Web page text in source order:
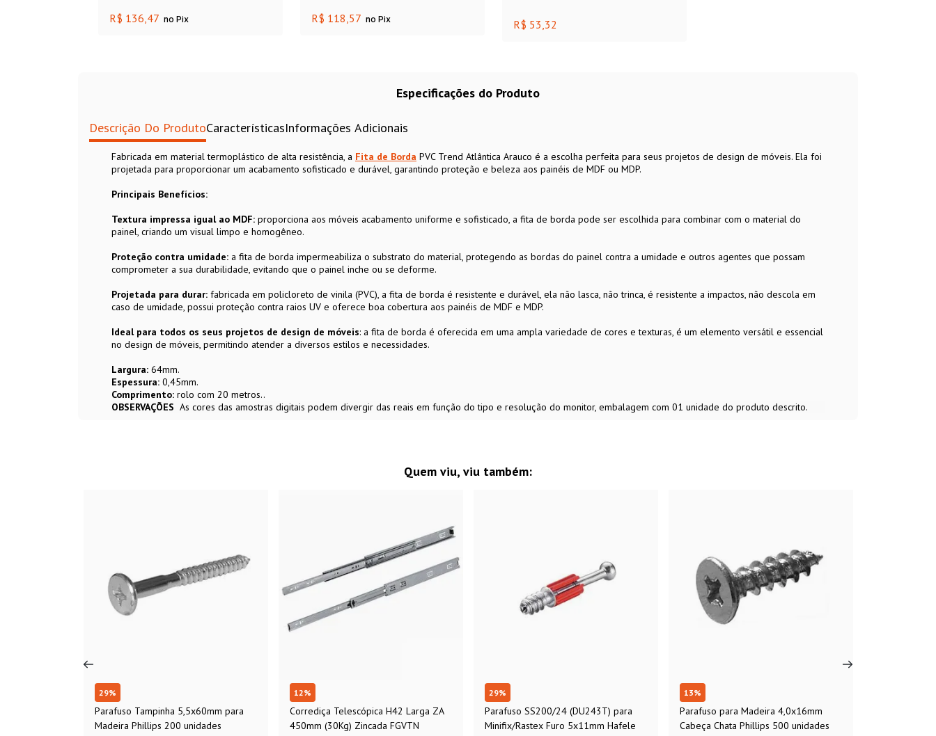
R$ 136,47 no Pix R$ 118,57 no Pix R$ 53,32
Especificações do Produto
Descrição Do ProdutoCaracterísticasInformações Adicionais
Fabricada em material termoplástico de alta resistência, a Fita de Borda PVC Trend Atlântica Arauco é a escolha perfeita para seus projetos de design de móveis. Ela foi
projetada para proporcionar um acabamento sofisticado e durável, garantindo proteção e beleza aos painéis de MDF ou MDP.
Principais Benefícios:
Textura impressa igual ao MDF: proporciona aos móveis acabamento uniforme e sofisticado, a fita de borda pode ser escolhida para combinar com o material do
painel, criando um visual limpo e homogêneo.
Proteção contra umidade: a fita de borda impermeabiliza o substrato do material, protegendo as bordas do painel contra a umidade e outros agentes que possam
comprometer a sua durabilidade, evitando que o painel inche ou se deforme.
Projetada para durar: fabricada em policloreto de vinila (PVC), a fita de borda é resistente e durável, ela não lasca, não trinca, é resistente a impactos, não descola em
caso de umidade, possui proteção contra raios UV e oferece boa cobertura aos painéis de MDF e MDP.
Ideal para todos os seus projetos de design de móveis: a fita de borda é oferecida em uma ampla variedade de cores e texturas, é um elemento versátil e essencial
no design de móveis, permitindo atender a diversos estilos e necessidades.
Largura: 64mm.
Espessura: 0,45mm.
Comprimento: rolo com 20 metros..
OBSERVAÇÕES As cores das amostras digitais podem divergir das reais em função do tipo e resolução do monitor, embalagem com 01 unidade do produto descrito.
Quem viu, viu também:
29%
Parafuso Tampinha 5,5x60mm para
Madeira Phillips 200 unidades
12%
Corrediça Telescópica H42 Larga ZA
450mm (30Kg) Zincada FGVTN
29%
Parafuso SS200/24 (DU243T) para
Minifix/Rastex Furo 5x11mm Hafele
13%
Parafuso para Madeira 4,0x16mm
Cabeça Chata Phillips 500 unidades